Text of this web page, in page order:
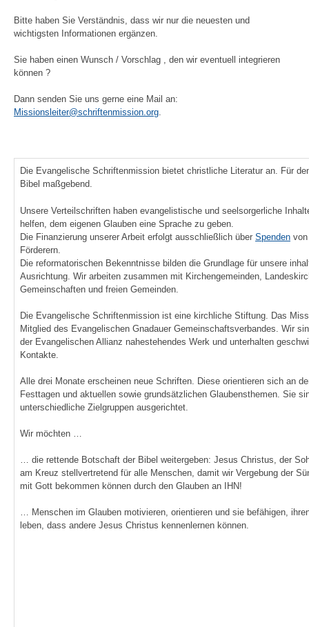
Bitte haben Sie Verständnis, dass wir nur die neuesten und
wichtigsten Informationen ergänzen.
Sie haben einen Wunsch / Vorschlag , den wir eventuell integrieren
können ?
Dann senden Sie uns gerne eine Mail an:
Missionsleiter@schriftenmission.org
Die Evangelische Schriftenmission bietet christliche Literatur an. Für
Bibel maßgebend.
Unsere Verteilschriften haben evangelistische und seelsorgerliche
helfen, dem eigenen Glauben eine Sprache zu geben.
Die Finanzierung unserer Arbeit erfolgt ausschließlich über Spenden
Förderern.
Die reformatorischen Bekenntnisse bilden die Grundlage für unsere
Ausrichtung. Wir arbeiten zusammen mit Kirchengemeinden,
Gemeinschaften und freien Gemeinden.
Die Evangelische Schriftenmission ist eine kirchliche Stiftung. Das
Mitglied des Evangelischen Gnadauer Gemeinschaftsverbandes. Wir
der Evangelischen Allianz nahestehendes Werk und unterhalten
Kontakte.
Alle drei Monate erscheinen neue Schriften. Diese orientieren sich an
Festtagen und aktuellen sowie grundsätzlichen Glaubensthemen. Sie
unterschiedliche Zielgruppen ausgerichtet.
Wir möchten …
… die rettende Botschaft der Bibel weitergeben: Jesus Christus, der
am Kreuz stellvertretend für alle Menschen, damit wir Vergebung der
mit Gott bekommen können durch den Glauben an IHN!
… Menschen im Glauben motivieren, orientieren und sie befähigen,
leben, dass andere Jesus Christus kennenlernen können.